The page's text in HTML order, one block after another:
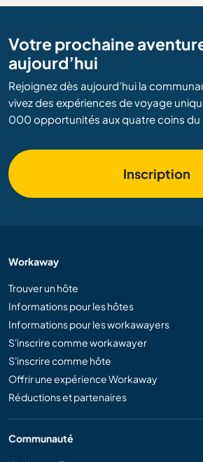
Votre prochaine
aujourd’hui
Rejoignez dès aujourd’hui la
vivez des expériences de voyage
000 opportunités aux quatre coins du
Inscription
Workaway
Trouver un hôte
Informations pour les hôtes
Informations pour les workawayers
S'inscrire comme workawayer
S'inscrire comme hôte
Offrir une expérience Workaway
Réductions et partenaires
Communauté